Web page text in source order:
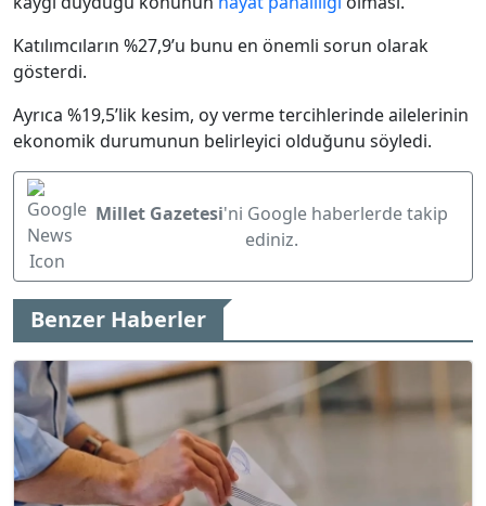
Katılımcıların %27,9’u bunu en önemli sorun olarak
gösterdi.
Ayrıca %19,5’lik kesim, oy verme tercihlerinde ailelerinin
ekonomik durumunun belirleyici olduğunu söyledi.
Millet Gazetesi'ni Google haberlerde takip
ediniz.
Benzer Haberler